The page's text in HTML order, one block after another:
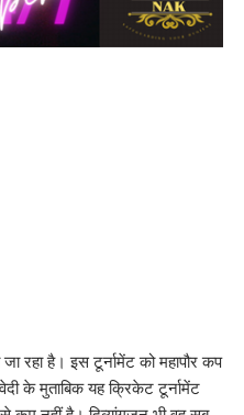
रहा है। इस टूर्नामेंट को महापौर कप
के मुताबिक यह क्रिकेट टूर्नामेंट